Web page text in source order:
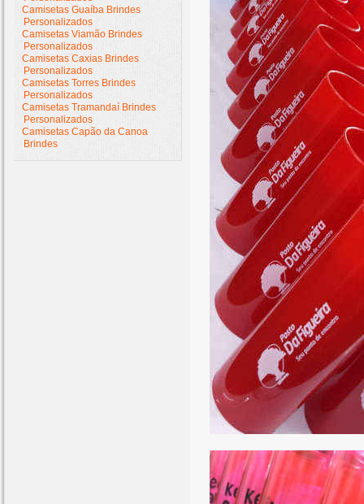
Camisetas Guaíba Brindes
Personalizados
Camisetas Viamão Brindes
Personalizados
Camisetas Caxias Brindes
Personalizados
Camisetas Torres Brindes
Personalizados
Camisetas Tramandaí Brindes
Personalizados
Camisetas Capão da Canoa
Brindes